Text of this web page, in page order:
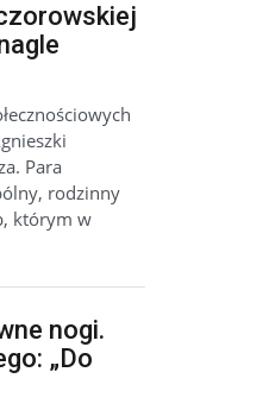
Para
rodzinny
którym w
nogi.
„Do